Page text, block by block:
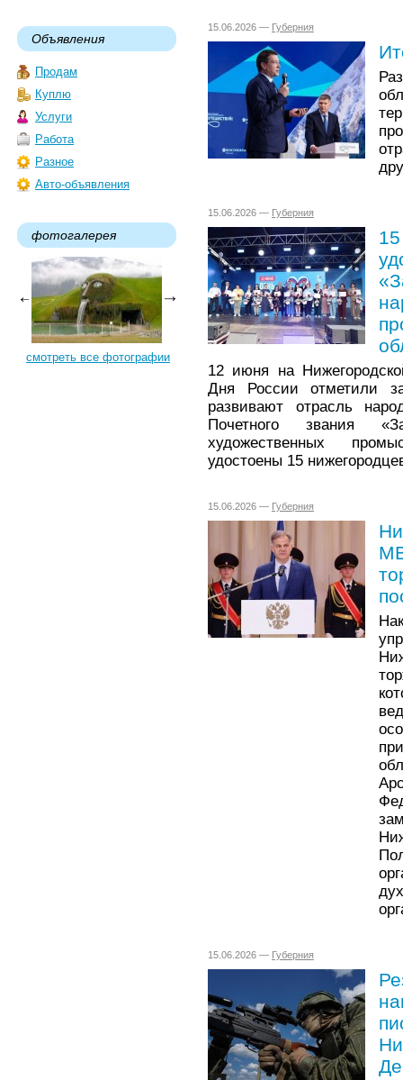
Объявления
Продам
Куплю
Услуги
Работа
Разное
Авто-объявления
фотогалерея
смотреть все фотографии
15.06.2026 — Губерния
15.06.2026 — Губерния
12 июня на
Дня России отметили
развивают отрасль
Почетного звания
художественных
удостоены 15
15.06.2026 — Губерния
15.06.2026 — Губерния